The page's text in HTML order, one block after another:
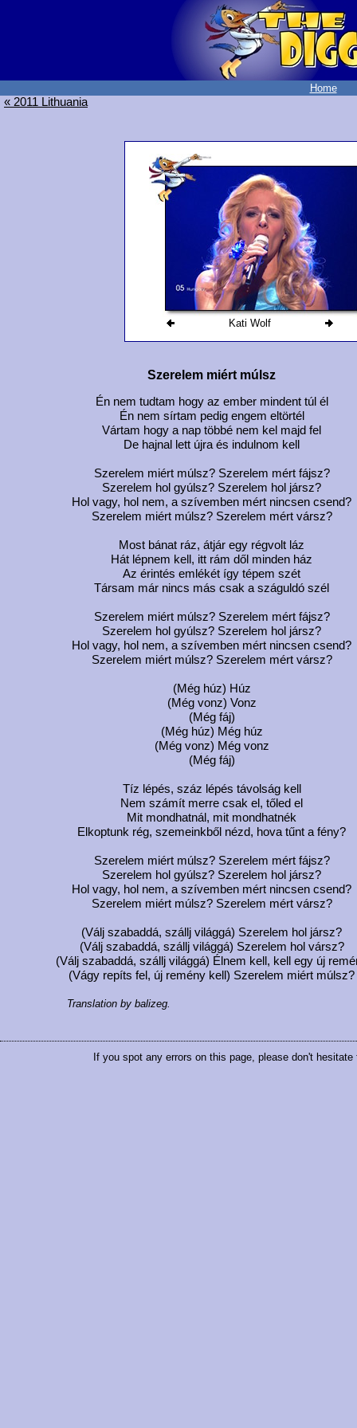
Home
« 2011 Lithuania
Kati Wolf
Szerelem miért múlsz
Én nem tudtam hogy az ember mindent túl él
Én nem sírtam pedig engem eltörtél
Vártam hogy a nap többé nem kel majd fel
De hajnal lett újra és indulnom kell
Szerelem miért múlsz? Szerelem mért fájsz?
Szerelem hol gyúlsz? Szerelem hol jársz?
Hol vagy, hol nem, a szívemben mért nincsen csend?
Szerelem miért múlsz? Szerelem mért vársz?
Most bánat ráz, átjár egy régvolt láz
Hát lépnem kell, itt rám dől minden ház
Az érintés emlékét így tépem szét
Társam már nincs más csak a száguldó szél
Szerelem miért múlsz? Szerelem mért fájsz?
Szerelem hol gyúlsz? Szerelem hol jársz?
Hol vagy, hol nem, a szívemben mért nincsen csend?
Szerelem miért múlsz? Szerelem mért vársz?
(Még húz) Húz
(Még vonz) Vonz
(Még fáj)
(Még húz) Még húz
(Még vonz) Még vonz
(Még fáj)
Tíz lépés, száz lépés távolság kell
Nem számít merre csak el, tőled el
Mit mondhatnál, mit mondhatnék
Elkoptunk rég, szemeinkből nézd, hova tűnt a fény?
Szerelem miért múlsz? Szerelem mért fájsz?
Szerelem hol gyúlsz? Szerelem hol jársz?
Hol vagy, hol nem, a szívemben mért nincsen csend?
Szerelem miért múlsz? Szerelem mért vársz?
(Válj szabaddá, szállj világgá) Szerelem hol jársz?
(Válj szabaddá, szállj világgá) Szerelem hol vársz?
(Válj szabaddá, szállj világgá) Élnem kell, kell egy új
(Vágy repíts fel, új remény kell) Szerelem miért múlsz?
Translation by balizeg.
If you spot any errors on this page, please don't